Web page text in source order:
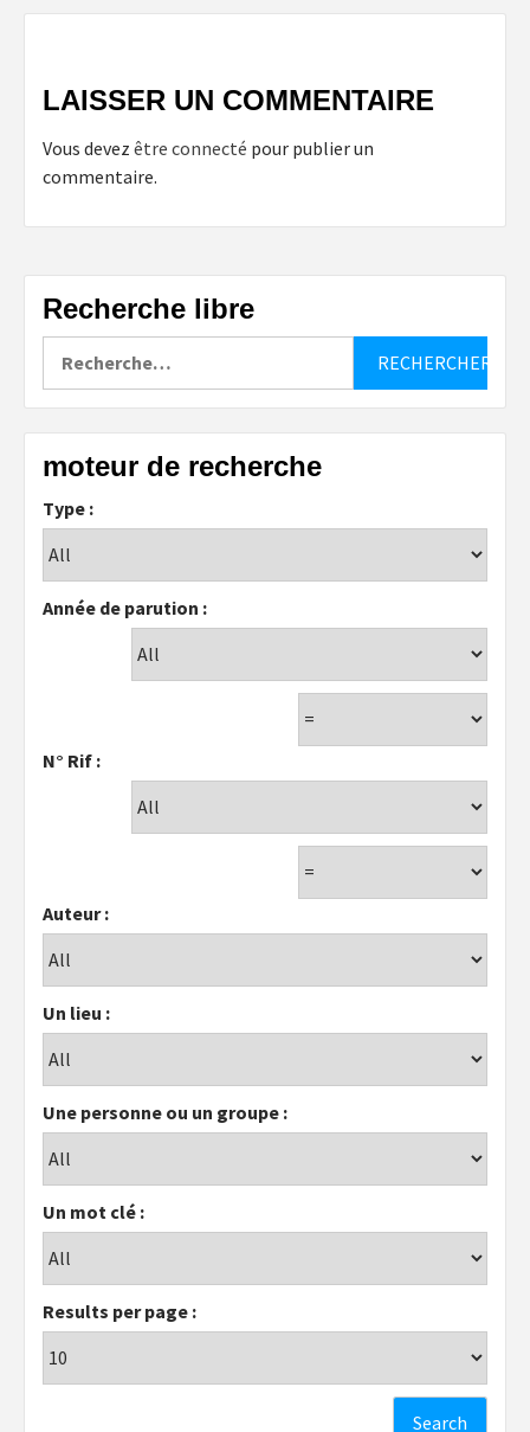
LAISSER UN COMMENTAIRE
Vous devez être connecté pour publier un
commentaire.
Recherche libre
moteur de recherche
Type :
Année de parution :
N° Rif :
Auteur :
Un lieu :
Une personne ou un groupe :
Un mot clé :
Results per page :